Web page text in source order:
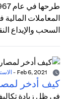
المعاملات
السحب والإيداع
-
كيف أدخر
في ظل زيادة